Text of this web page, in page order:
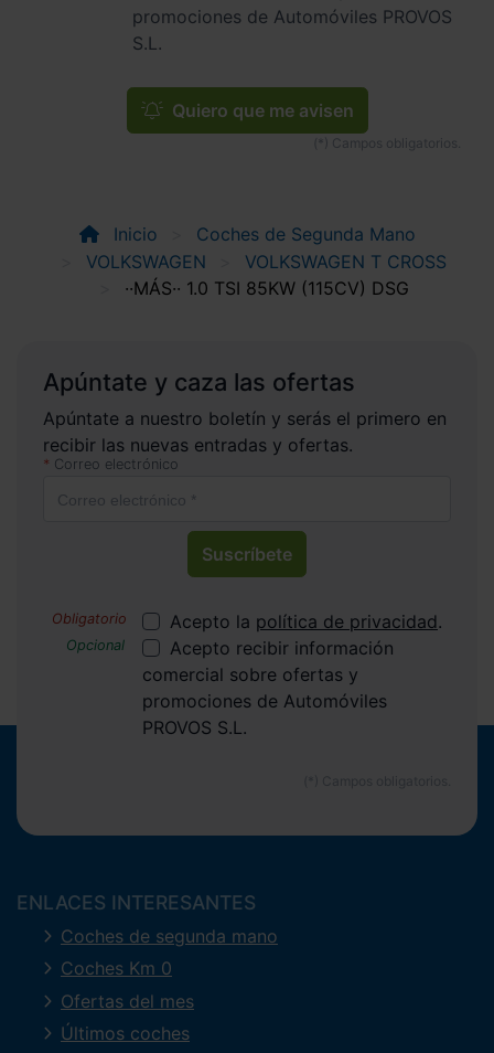
promociones de Automóviles PROVOS
S.L.
Quiero que me avisen
Inicio
Coches de Segunda Mano
VOLKSWAGEN
VOLKSWAGEN T CROSS
··MÁS·· 1.0 TSI 85KW (115CV) DSG
Apúntate y caza las ofertas
Apúntate a nuestro boletín y serás el primero en
recibir las nuevas entradas y ofertas.
Correo electrónico
Suscríbete
Acepto la política de privacidad.
Acepto recibir información
comercial sobre ofertas y
promociones de Automóviles
PROVOS S.L.
ENLACES INTERESANTES
Coches de segunda mano
Coches Km 0
Ofertas del mes
Últimos coches